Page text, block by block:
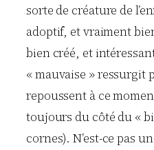
sorte de créature de
adoptif, et vraiment
bien créé, et
« mauvaise » ressurgit
repoussent à ce
toujours du côté du «
cornes). N’est-ce pas